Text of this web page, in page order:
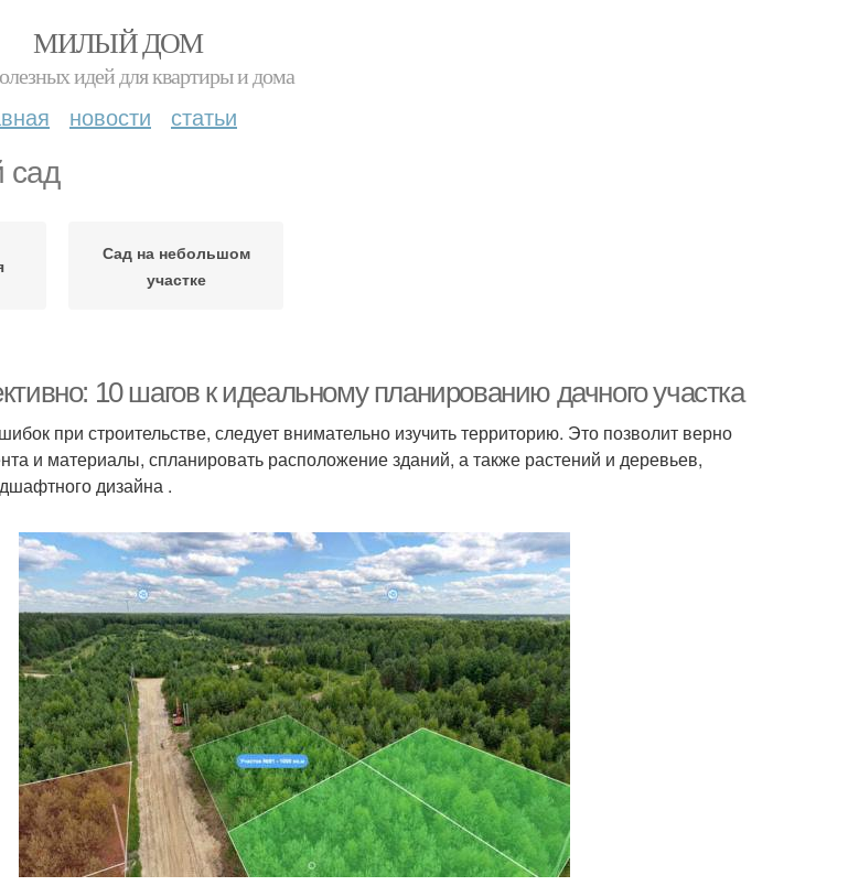
МИЛЫЙ ДОМ
идей для квартиры и дома
новости статьи
сад
Сад на небольшом
участке
10 шагов к идеальному планированию дачного участка
при строительстве, следует внимательно изучить территорию. Это позволит верно
и материалы, спланировать расположение зданий, а также растений и деревьев,
дизайна .